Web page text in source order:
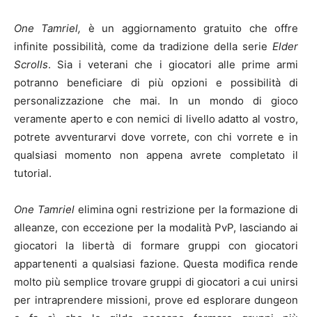
One Tamriel, è un aggiornamento gratuito che offre
infinite possibilità, come da tradizione della serie Elder
Scrolls. Sia i veterani che i giocatori alle prime armi
potranno beneficiare di più opzioni e possibilità di
personalizzazione che mai. In un mondo di gioco
veramente aperto e con nemici di livello adatto al vostro,
potrete avventurarvi dove vorrete, con chi vorrete e in
qualsiasi momento non appena avrete completato il
tutorial.
One Tamrielelimina ogni restrizione per la formazione di
alleanze, con eccezione per la modalità PvP, lasciando ai
giocatori la libertà di formare gruppi con giocatori
appartenenti a qualsiasi fazione. Questa modifica rende
molto più semplice trovare gruppi di giocatori a cui unirsi
per intraprendere missioni, prove ed esplorare dungeon